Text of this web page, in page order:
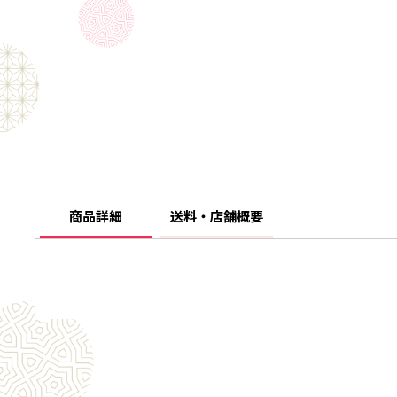
商品詳細 送料・店舗概要